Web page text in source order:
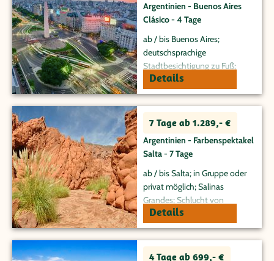
Argentinien - Buenos Aires
Clásico - 4 Tage
ab / bis Buenos Aires;
deutschsprachige
Stadtbesichtigung zu Fuß;
Startpunkt für zahlreiche
Ausflüge
Details
7 Tage ab 1.289,- €
Argentinien - Farbenspektakel
Salta - 7 Tage
ab / bis Salta; in Gruppe oder
privat möglich; Salinas
Grandes; Schlucht von
Humahuaca; Valles Calchquíes
Details
4 Tage ab 699,- €